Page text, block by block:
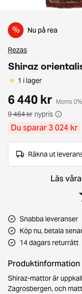
% Nu på rea
Rezas
Shiraz
1 i lager
6 440 kr Moms 0%
9 464 kr nypris
Du sparar 3 024 kr
Räkna ut
Läs
Snabba leveranser
Köp nu, betala
14 dagars returrätt
Produktinformation
Shiraz-mattor är
Zagrosbergen, och